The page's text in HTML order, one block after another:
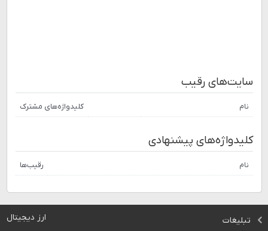
سایت‌های رقیب
نام کلیدواژه‌های مشترک
کلیدواژه‌های پیشنهادی
نام رقیب‌ها
ارز دیجیتال تبلیغات